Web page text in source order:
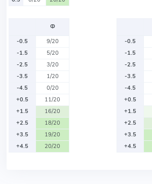
Ф
-0.5
9/20
-1.5
5/20
-2.5
3/20
-3.5
1/20
-4.5
0/20
+0.5
11/20
+1.5
16/20
+2.5
18/20
+3.5
19/20
+4.5
20/20
-0.5
-1.5
-2.5
-3.5
-4.5
+0.5
+1.5
+2.5
+3.5
+4.5